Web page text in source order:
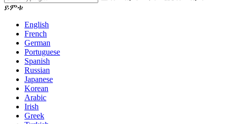
ይምቱ
English
French
German
Portuguese
Spanish
Russian
Japanese
Korean
Arabic
Irish
Greek